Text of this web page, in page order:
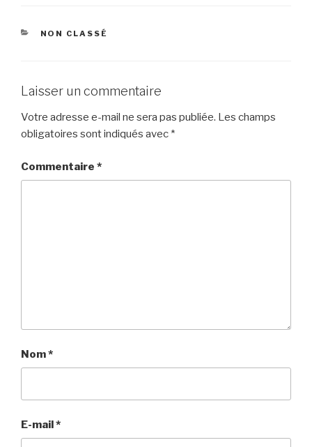
CATÉGORIES
NON CLASSÉ
Laisser un commentaire
Votre adresse e-mail ne sera pas publiée. Les champs
obligatoires sont indiqués avec *
Commentaire *
Nom*
E-mail*